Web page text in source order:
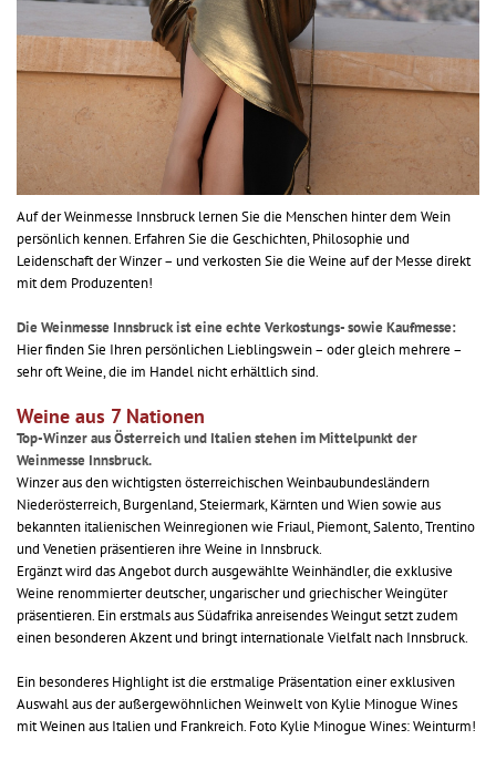
Auf der Weinmesse Innsbruck lernen Sie die Menschen hinter dem Wein
persönlich kennen. Erfahren Sie die Geschichten, Philosophie und
Leidenschaft der Winzer – und verkosten Sie die Weine auf der Messe direkt
mit dem Produzenten!
Die Weinmesse Innsbruck ist eine echte Verkostungs- sowie Kaufmesse:
Hier finden Sie Ihren persönlichen Lieblingswein – oder gleich mehrere –
sehr oft Weine, die im Handel nicht erhältlich sind.
Weine aus 7 Nationen
Top-Winzer aus Österreich und Italien stehen im Mittelpunkt der
Weinmesse Innsbruck.
Winzer aus den wichtigsten österreichischen Weinbaubundesländern
Niederösterreich, Burgenland, Steiermark, Kärnten und Wien sowie aus
bekannten italienischen Weinregionen wie Friaul, Piemont, Salento, Trentino
und Venetien präsentieren ihre Weine in Innsbruck.
Ergänzt wird das Angebot durch ausgewählte Weinhändler, die exklusive
Weine renommierter deutscher, ungarischer und griechischer Weingüter
präsentieren. Ein erstmals aus Südafrika anreisendes Weingut setzt zudem
einen besonderen Akzent und bringt internationale Vielfalt nach Innsbruck.
Ein besonderes Highlight ist die erstmalige Präsentation einer exklusiven
Auswahl aus der außergewöhnlichen Weinwelt von Kylie Minogue Wines
mit Weinen aus Italien und Frankreich. Foto Kylie Minogue Wines: Weinturm!